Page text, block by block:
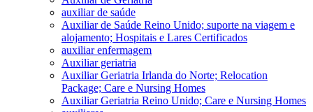
auxiliar de saúde
Auxiliar de Saúde Reino Unido; suporte na viagem e
alojamento; Hospitais e Lares Certificados
auxiliar enfermagem
Auxiliar geriatria
Auxiliar Geriatria Irlanda do Norte; Relocation
Package; Care e Nursing Homes
Auxiliar Geriatria Reino Unido; Care e Nursing Homes